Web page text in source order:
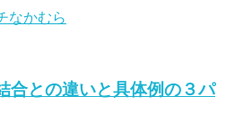
なかむら
合との違いと具体例の３パ